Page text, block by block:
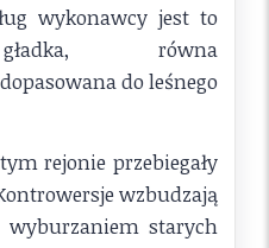
wykonawcy jest to
równa
do leśnego
rejonie przebiegały
wzbudzają
wyburzaniem starych